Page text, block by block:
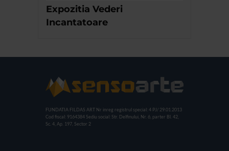
Expozitia Vederi
Incantatoare
FUNDATIA FILDAS ART Nr inreg registrul special: 4 PJ/ 29.01.2013
Cod fiscal: 9164384 Sediu social: Str. Delfinului, Nr. 6, parter Bl. 42,
Sc. 4, Ap. 197, Sector 2